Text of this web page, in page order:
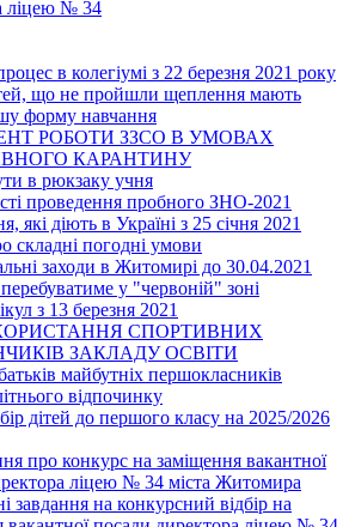
ліцею № 34
в колегіумі з 22 березня 2021 року
що не пройшли щеплення мають
форму навчання
РОБОТИ ЗЗСО В УМОВАХ
КАРАНТИНУ
в рюкзаку учня
проведення пробного ЗНО-2021
які діють в Україні з 25 січня 2021
погодні умови
заходи в Житомирі до 30.04.2021
у "червоній" зоні
з 13 березня 2021
СПОРТИВНИХ
ЗАКЛАДУ ОСВІТИ
майбутніх першокласників
відпочинку
дітей до першого класу на 2025/2026
про конкурс на заміщення вакантної
ліцею № 34 міста Житомира
завдання на конкурсний відбір на